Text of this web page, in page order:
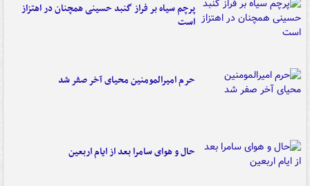
پرچم سیاه بر فراز گنبد حسینی همچنان در اهتزاز
است
حرم امیرالمومنین محیای آخر صفر شد
حال و هوای سامرا بعد از ایام اربعین